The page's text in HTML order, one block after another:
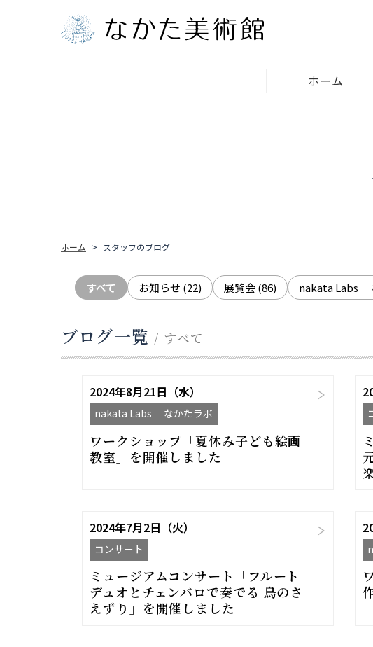
ホーム
ホーム スタッフのブログ
すべて お知らせ (22) 展覧会(86) nakata Labs
ブログ一覧 / すべて
2024年8月21日（水）
nakata Labs なかたラボ
ワークショップ「夏休み子ども絵画
教室」を開催しました
2024年7月2日（火）
コンサート
ミュージアムコンサート「フルート
デュオとチェンバロで奏でる 鳥のさ
えずり」を開催しました